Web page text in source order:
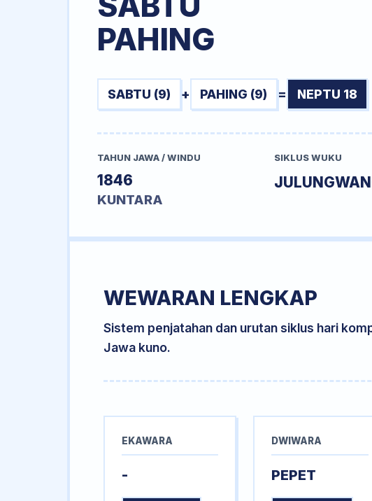
PAHING
SABTU (9) + PAHING (9) = NEPTU 18
TAHUN JAWA / WINDU
1846
KUNTARA
SIKLUS WUKU
WEWARAN LENGKAP
Sistem penjatahan dan urutan siklus hari
Jawa kuno.
EKAWARA
-
DWIWARA
PEPET